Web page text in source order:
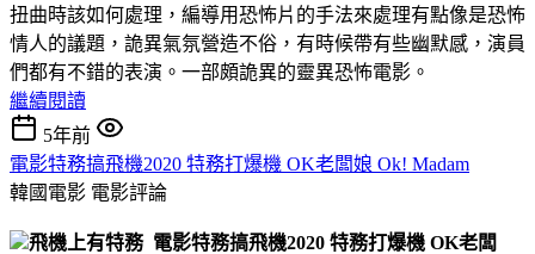
扭曲時該如何處理，編導用恐怖片的手法來處理有點像是恐怖
情人的議題，詭異氣氛營造不俗，有時候帶有些幽默感，演員
們都有不錯的表演。一部頗詭異的靈異恐怖電影。
繼續閱讀
5年前
電影特務搞飛機2020 特務打爆機 OK老闆娘 Ok! Madam
韓國電影 電影評論
飛機上有特務 電影特務搞飛機2020 特務打爆機 OK老闆